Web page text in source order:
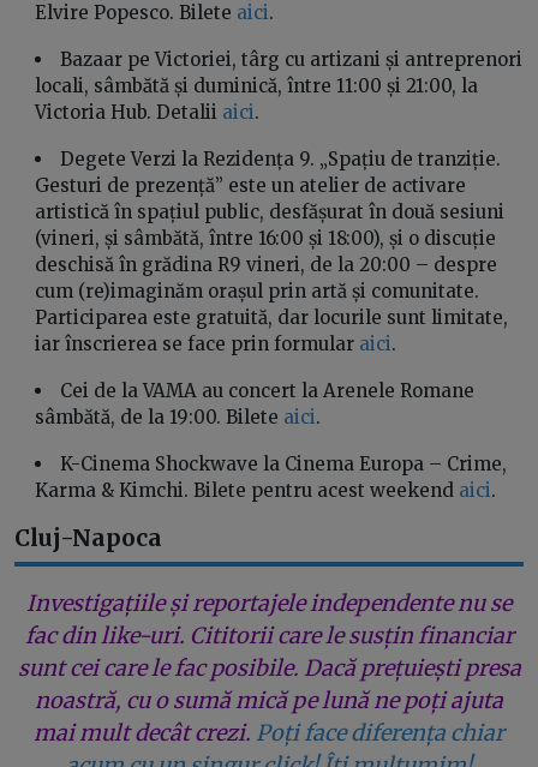
Elvire Popesco. Bilete aici.
Bazaar pe Victoriei, târg cu artizani și antreprenori
locali, sâmbătă și duminică, între 11:00 și 21:00, la
Victoria Hub. Detalii aici.
Degete Verzi la Rezidența 9. „Spațiu de tranziție.
Gesturi de prezență” este un atelier de activare
artistică în spațiul public, desfășurat în două sesiuni
(vineri, și sâmbătă, între 16:00 și 18:00), și o discuție
deschisă în grădina R9 vineri, de la 20:00 – despre
cum (re)imaginăm orașul prin artă și comunitate.
Participarea este gratuită, dar locurile sunt limitate,
iar înscrierea se face prin formular aici.
Cei de la VAMA au concert la Arenele Romane
sâmbătă, de la 19:00. Bilete aici.
K-Cinema Shockwave la Cinema Europa – Crime,
Karma & Kimchi. Bilete pentru acest weekend aici.
Cluj-Napoca
Investigațiile și reportajele independente nu se
fac din like-uri. Cititorii care le susțin financiar
sunt cei care le fac posibile. Dacă prețuiești presa
noastră, cu o sumă mică pe lună ne poți ajuta
mai mult decât crezi. Poți face diferența chiar